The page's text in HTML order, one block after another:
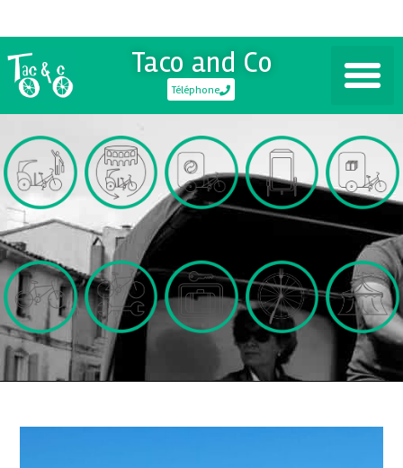
Taco and Co
Téléphone